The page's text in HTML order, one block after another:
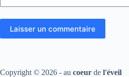
Laisser un commentaire
Copyright © 2026 - au coeur de l'éveil